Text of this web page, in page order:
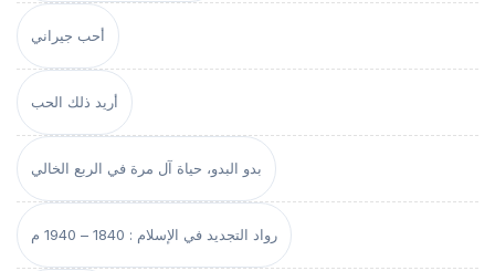
أحب جيراني
أريد ذلك الحب
بدو البدو، حياة آل مرة في الربع الخالي
رواد التجديد في الإسلام : 1840 – 1940 م